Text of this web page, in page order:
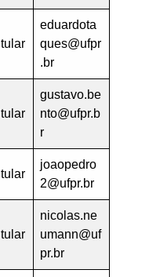
eduardota
ques@ufpr
.br
gustavo.be
nto@ufpr.b
r
joaopedro
2@ufpr.br
nicolas.ne
umann@uf
pr.br